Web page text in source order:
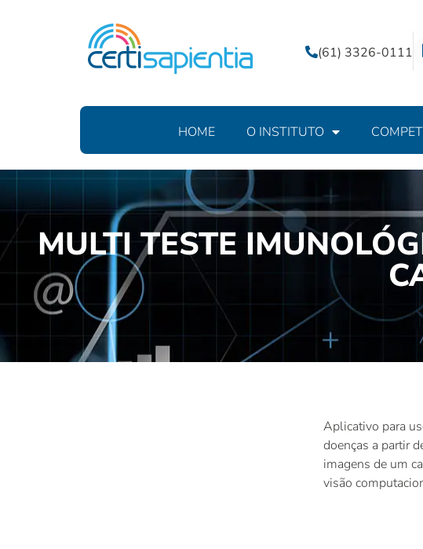
(61) 3326-0111
HOME O INSTITUTO
MULTI TESTE
Aplicativo para
doenças a partir
imagens de um
visão